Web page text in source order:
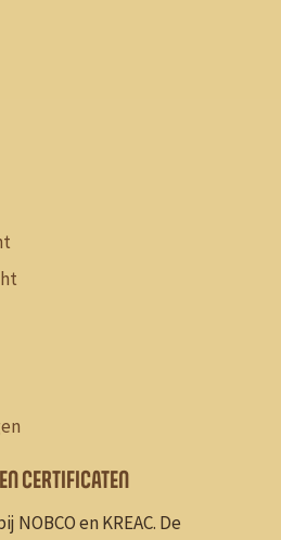
CERTIFICATEN
en KREAC. De